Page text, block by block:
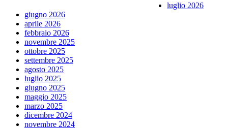
luglio 2026
giugno 2026
aprile 2026
febbraio 2026
novembre 2025
ottobre 2025
settembre 2025
agosto 2025
luglio 2025
giugno 2025
maggio 2025
marzo 2025
dicembre 2024
novembre 2024